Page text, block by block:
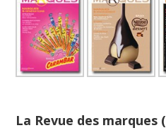
La Revue des marques (